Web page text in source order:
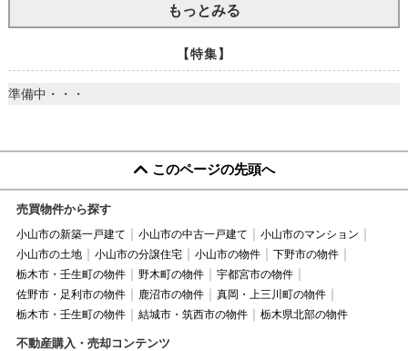
もっとみる
【特集】
準備中・・・
このページの先頭へ
売買物件から探す
小山市の新築一戸建て 小山市の中古一戸建て
小山市のマンション
小山市の土地
小山市の分譲住宅 小山市の物件
下野市の物件
栃木市・壬生町の物件
野木町の物件
宇都宮市の物件
佐野市・足利市の物件
鹿沼市の物件
真岡・上三川町の物件
栃木市・壬生町の物件
結城市・筑西市の物件 栃木県北部の物件
不動産購入・売却コンテンツ